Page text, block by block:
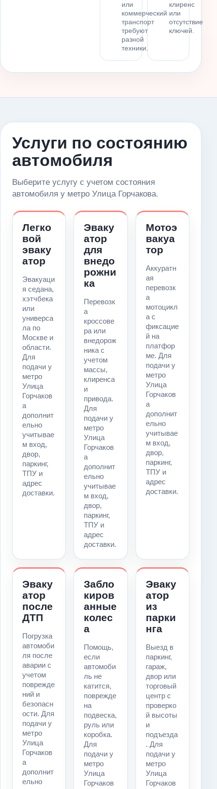
или
коммерческий
транспорт
требуют
разной
техники.
клиренс
или
отсутствие
ключей.
Услуги по состоянию
автомобиля
Выберите услугу с учетом состояния
автомобиля у метро Улица Горчакова.
Легко
вой
эваку
атор
Эвакуаци
я седана,
хэтчбека
или
универса
ла по
Москве и
области.
Для
подачи у
метро
Улица
Горчаков
а
дополнит
ельно
учитывае
м вход,
двор,
паркинг,
ТПУ и
адрес
доставки.
Эваку
атор
для
внедо
рожни
ка
Перевозк
а
кроссове
ра или
внедорож
ника с
учетом
массы,
клиренса
и
привода.
Для
подачи у
метро
Улица
Горчаков
а
дополнит
ельно
учитывае
м вход,
двор,
паркинг,
ТПУ и
адрес
доставки.
Мотоэ
вакуа
тор
Аккуратн
ая
перевозк
а
мотоцикл
а с
фиксацие
й на
платфор
ме. Для
подачи у
метро
Улица
Горчаков
а
дополнит
ельно
учитывае
м вход,
двор,
паркинг,
ТПУ и
адрес
доставки.
Эваку
атор
после
ДТП
Погрузка
автомоби
ля после
аварии с
учетом
поврежде
ний и
безопасн
ости. Для
подачи у
метро
Улица
Горчаков
а
дополнит
ельно
Забло
киров
анные
колес
а
Помощь,
если
автомоби
ль не
катится,
поврежде
на
подвеска,
руль или
коробка.
Для
подачи у
метро
Улица
Горчаков
Эваку
атор
из
парки
нга
Выезд в
паркинг,
гараж,
двор или
торговый
центр с
проверко
й высоты
и
подъезда
. Для
подачи у
метро
Улица
Горчаков